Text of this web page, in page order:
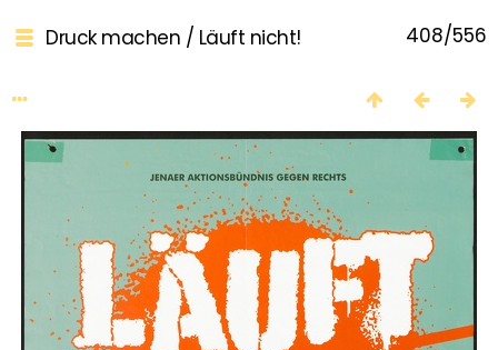
408/556
Druck machen / Läuft nicht!